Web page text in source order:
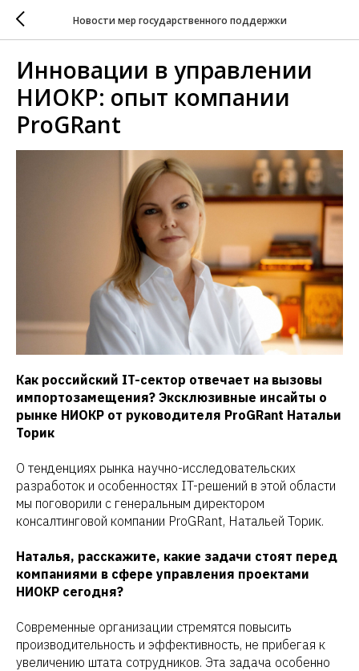
Новости мер государственного поддержки
Инновации в управлении
НИОКР: опыт компании
ProGRant
Как российский IT-сектор отвечает на вызовы
импортозамещения? Эксклюзивные инсайты о
рынке НИОКР от руководителя ProGRant Натальи
Торик
О тенденциях рынка научно-исследовательских
разработок и особенностях IT-решений в этой области
мы поговорили с генеральным директором
консалтинговой компании ProGRant, Натальей Торик.
Наталья, расскажите, какие задачи стоят перед
компаниями в сфере управления проектами
НИОКР сегодня?
Современные организации стремятся повысить
производительность и эффективность, не прибегая к
увеличению штата сотрудников. Эта задача особенно